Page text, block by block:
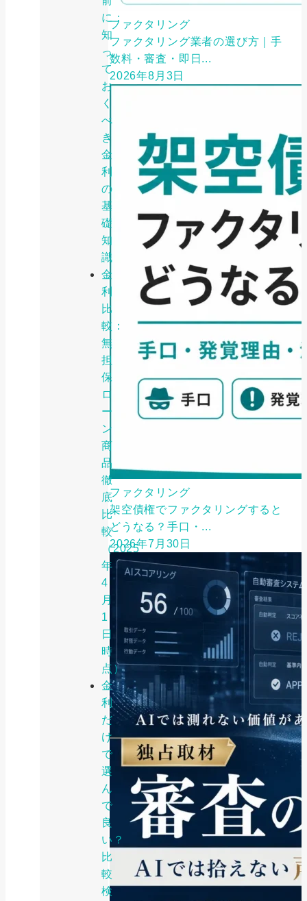
に：
知
っ
て
お
く
べ
き
金
利
の
基
礎
知
識
金
利
比
較：
無
担
保
ロ
ー
ン
商
品
徹
底
比
較
（2025
年
4
月
1
日
時
点）
金
利
だ
け
で
選
ん
で
良
い？
比
較
検
ファクタリング
ファクタリング業者の選び方｜手
数料・審査・即日...
2026年8月3日
ファクタリング
架空債権でファクタリングすると
どうなる？手口・...
2026年7月30日